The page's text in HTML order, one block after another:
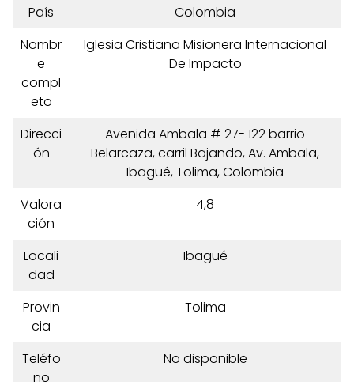
País
Colombia
Nombr
e
compl
eto
Iglesia Cristiana Misionera Internacional
De Impacto
Direcci
ón
Avenida Ambala # 27- 122 barrio
Belarcaza, carril Bajando, Av. Ambala,
Ibagué, Tolima, Colombia
Valora
ción
4,8
Locali
dad
Ibagué
Provin
cia
Tolima
Teléfo
no
No disponible